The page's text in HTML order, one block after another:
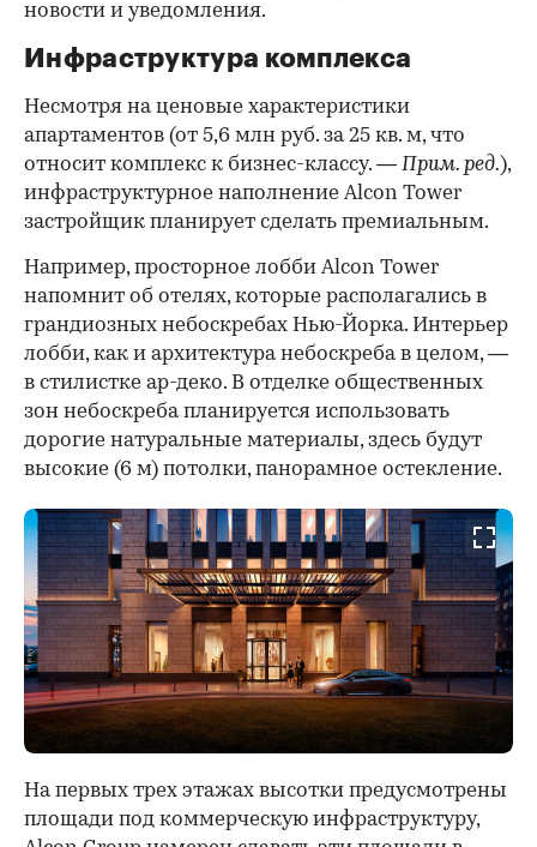
новости и уведомления.
Инфраструктура комплекса
Несмотря на ценовые характеристики
апартаментов (от 5,6 млн руб. за 25 кв. м, что
относит комплекс к бизнес-классу. — Прим. ред.),
инфраструктурное наполнение Alcon Tower
застройщик планирует сделать премиальным.
Например, просторное лобби Alcon Tower
напомнит об отелях, которые располагались в
грандиозных небоскребах Нью-Йорка. Интерьер
лобби, как и архитектура небоскреба в целом, —
в стилистке ар-деко. В отделке общественных
зон небоскреба планируется использовать
дорогие натуральные материалы, здесь будут
высокие (6 м) потолки, панорамное остекление.
На первых трех этажах высотки предусмотрены
площади под коммерческую инфраструктуру,